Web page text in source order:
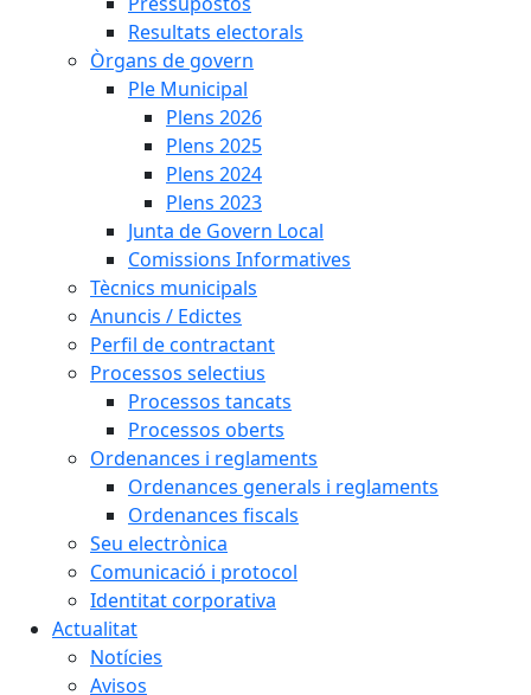
Resultats electorals
Òrgans de govern
Ple Municipal
Plens 2026
Plens 2025
Plens 2024
Plens 2023
Junta de Govern Local
Comissions Informatives
Tècnics municipals
Anuncis / Edictes
Perfil de contractant
Processos selectius
Processos tancats
Processos oberts
Ordenances i reglaments
Ordenances generals i reglaments
Ordenances fiscals
Seu electrònica
Comunicació i protocol
Identitat corporativa
Actualitat
Notícies
Avisos